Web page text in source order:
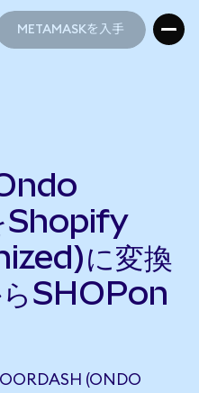
METAMASKを入手
Shopify
に変換
らSHOPon
(ONDO